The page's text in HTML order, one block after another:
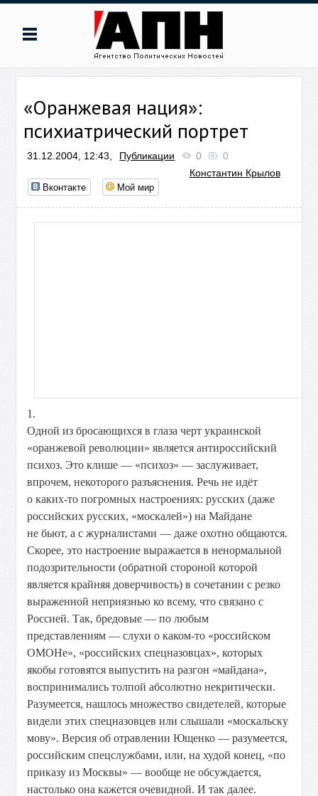
«Оранжевая нация»:
психиатрический портрет
31.12.2004, 12:43, Публикации 0
0
Константин Крылов
Вконтакте Мой мир
1.
Одной из бросающихся в глаза черт украинской
«оранжевой революции» является антироссийский
психоз. Это клише — «психоз» — заслуживает,
впрочем, некоторого разъяснения. Речь не идёт
о каких-то погромных настроениях: русских (даже
российских русских, «москалей») на Майдане
не бьют, а с журналистами — даже охотно общаются.
Скорее, это настроение выражается в ненормальной
подозрительности (обратной стороной которой
является крайняя доверчивость) в сочетании с резко
выраженной неприязнью ко всему, что связано с
Россией. Так, бредовые — по любым
представлениям — слухи о каком-то «российском
ОМОНе», «российских спецназовцах», которых
якобы готовятся выпустить на разгон «майдана»,
воспринимались толпой абсолютно некритически.
Разумеется, нашлось множество свидетелей, которые
видели этих спецназовцев или слышали «москальску
мову». Версия об отравлении Ющенко — разумеется,
российским спецслужбами, или, на худой конец, «по
приказу из Москвы» — вообще не обсуждается,
настолько она кажется очевидной. И так далее.